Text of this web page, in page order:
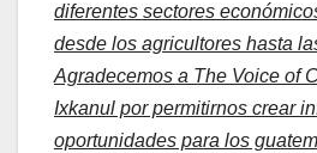
diferentes sectores
desde los agricultores hasta
Agradecemos a The Voice of
Ixkanul por permitirnos crear
oportunidades para los